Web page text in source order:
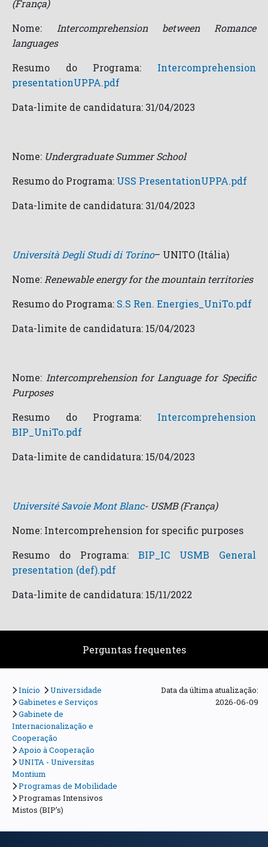
(França)
Nome: Intercomprehension between Romance
languages
Resumo do Programa: Intercomprehension
presentationUPPA.pdf
Data-limite de candidatura: 31/04/2023
Nome: Undergraduate Summer School
Resumo do Programa: USS PresentationUPPA.pdf
Data-limite de candidatura: 31/04/2023
Università Degli Studi di Torino– UNITO (Itália)
Nome:Renewable energy for the mountain territories
Resumo do Programa: S.S Ren. Energies_UniTo.pdf
Data-limite de candidatura: 15/04/2023
Nome: Intercomprehension for Language for Specific
Purposes
Resumo do Programa: Intercomprehension
BIP_UniTo.pdf
Data-limite de candidatura: 15/04/2023
Université Savoie Mont Blanc- USMB (França)
Nome: Intercomprehension for specific purposes
Resumo do Programa: BIP_IC USMB General
presentation (def).pdf
Data-limite de candidatura: 15/11/2022
Perguntas frequentes
Início
Universidade
Gabinetes e Serviços
Gabinete de
Internacionalização e
Cooperação
Apoio à Cooperação
UNITA - Universitas
Montium
Programas de Mobilidade
Programas Intensivos
Mistos (BIP’s)
Data da última atualização:
2026-06-09